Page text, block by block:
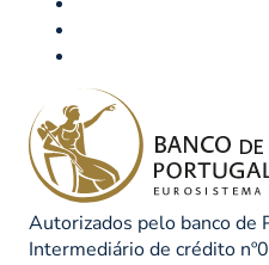
Autorizados pelo banco de
Intermediário de crédito